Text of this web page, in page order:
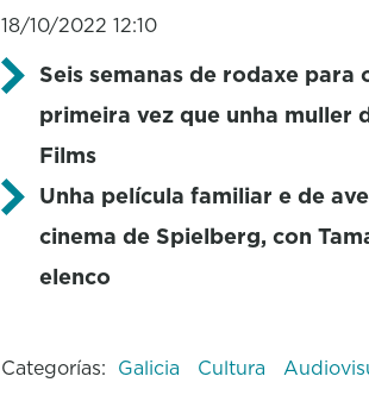
18/10/2022 12:10
Seis semanas de rodaxe
primeira vez que unha muller
Films
Unha película familiar e de
cinema de Spielberg, con
elenco
Categorías: Galicia Cultura